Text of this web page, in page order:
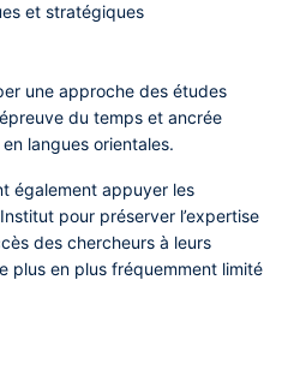
et stratégiques
une approche des études
du temps et ancrée
langues orientales.
également appuyer les
pour préserver l’expertise
des chercheurs à leurs
plus en plus fréquemment limité